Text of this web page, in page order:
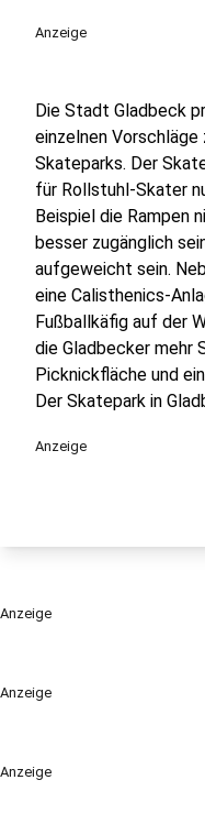
Anzeige
Anzeige
Anzeige
Die Stadt Gladbeck
einzelnen
Skateparks. Der
für Rollstuhl-Skater
Beispiel die Rampen
besser zugänglich
aufgeweicht sein.
eine Calisthenics-
Fußballkäfig auf der
die Gladbecker mehr
Picknickfläche und
Der Skatepark in
Anzeige
Anzeige